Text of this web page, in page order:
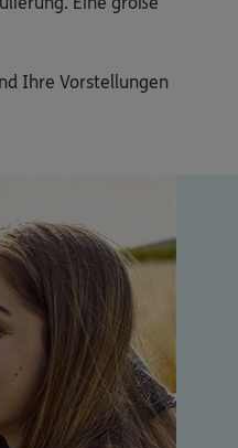
Ihre Vorstellungen